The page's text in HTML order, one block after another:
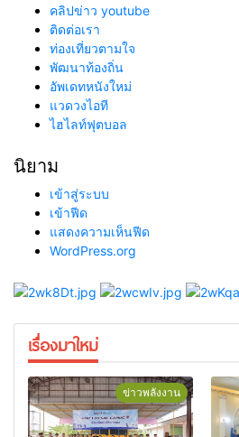
คลิปข่าว youtube
ติดต่อเรา
ท่องเที่ยวตามใจ
พัฒนาท้องถิ่น
อัพเดทหนังใหม่
แวดวงไอที
ไฮไลท์ฟุตบอล
นิยาม
เข้าสู่ระบบ
เข้าฟีด
แสดงความเห็นฟีด
WordPress.org
เรื่องมาใหม่
ข่าวพลังงาน